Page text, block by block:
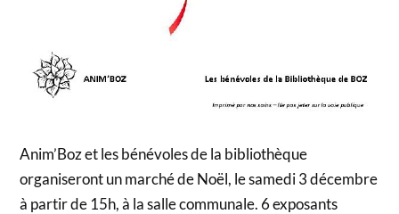
Anim’Boz et les bénévoles de la bibliothèque
organiseront un marché de Noël, le samedi 3 décembre
à partir de 15h, à la salle communale. 6 exposants